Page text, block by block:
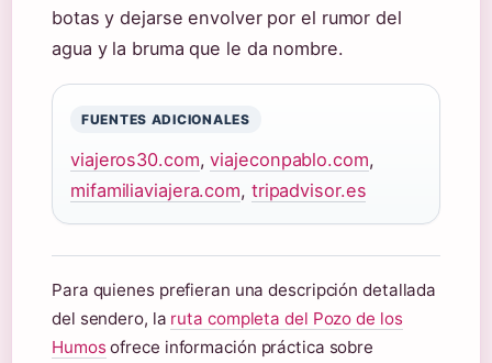
botas y dejarse envolver por el rumor del
agua y la bruma que le da nombre.
FUENTES ADICIONALES
viajeros30.com,viajeconpablo.com,
mifamiliaviajera.com, tripadvisor.es
Para quienes prefieran una descripción detallada
del sendero, la ruta completa del Pozo de los
Humosofrece información práctica sobre